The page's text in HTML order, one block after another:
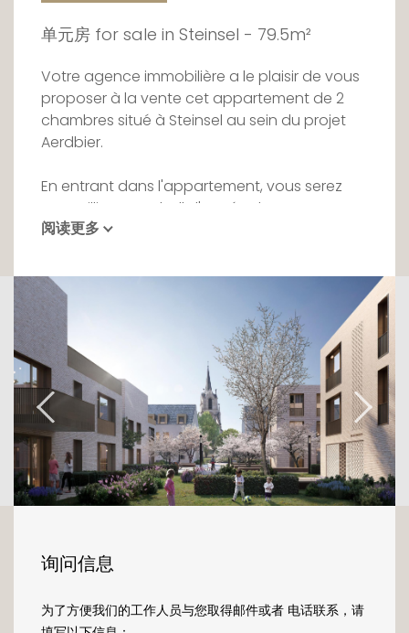
单元房 for sale in Steinsel - 79.5m²
Votre agence immobilière a le plaisir de vous
proposer à la vente cet appartement de 2
chambres situé à Steinsel au sein du projet
Aerdbier.
En entrant dans l'appartement, vous serez
accueillis par un hall d'entrée desservant un
vaste salon de 37m² ouvert sur la cuisine et
baies vitrées et son accès direct à la terrasse.
L'espace nuit se compose de deux belles
chambres et d'une salle de bain commune
aux deux chambres.
Chaque habitation procure une qualité et un
confort de vie hors pair : chauffage au sol,
domotique, qualité des matériaux, finitions
nobles.
parking avec possibilité de les équiper de
dispose également d'une cave ainsi que
d'une buanderie commune.
阅读更多
询问信息
为了方便我们的工作人员与您取得邮件或者 电话联系，请